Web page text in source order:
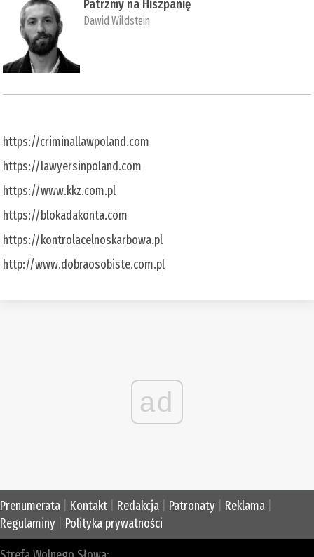
Patrzmy na Hiszpanię
Dawid Wildstein
https://criminallawpoland.com
https://lawyersinpoland.com
https://www.kkz.com.pl
https://blokadakonta.com
https://kontrolacelnoskarbowa.pl
http://www.dobraosobiste.com.pl
ad
Prenumerata Kontakt Redakcja Patronaty Reklama
Regulaminy
Polityka prywatności